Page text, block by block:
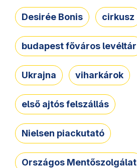
Desirée Bonis cirkusz
budapest főváros levéltár
Ukrajna viharkárok
első ajtós felszállás
Nielsen piackutató
Országos Mentőszolgálat